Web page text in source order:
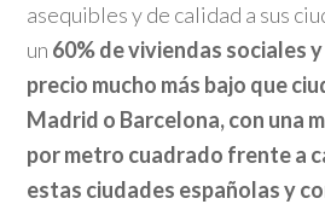
asequibles y de calidad a sus
un 60% de viviendas sociales
precio mucho más bajo que
Madrid o Barcelona, con una
por metro cuadrado frente a
estas ciudades españolas y